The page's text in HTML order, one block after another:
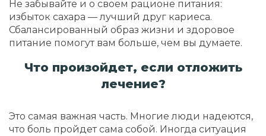
Не забывайте и о своем рационе питания:
избыток сахара — лучший друг кариеса.
Сбалансированный образ жизни и здоровое
питание помогут вам больше, чем вы думаете.
Что произойдет, если отложить
лечение?
Это самая важная часть. Многие люди надеются,
что боль пройдет сама собой. Иногда ситуация